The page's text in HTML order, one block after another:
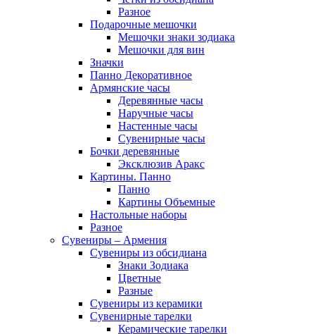
Разное
Подарочные мешочки
Мешочки знаки зодиака
Мешочки для вин
Значки
Панно Декоративное
Армянские часы
Деревянные часы
Наручные часы
Настенные часы
Сувенирные часы
Бочки деревянные
Эксклюзив Аракс
Картины. Панно
Панно
Картины Объемные
Настольные наборы
Разное
Сувениры – Армения
Сувениры из обсидиана
Знаки Зодиака
Цветные
Разные
Сувениры из керамики
Сувенирные тарелки
Керамические тарелки